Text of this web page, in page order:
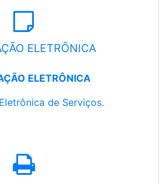
ELETRÔNICA
ELETRÔNICA
de Serviços.